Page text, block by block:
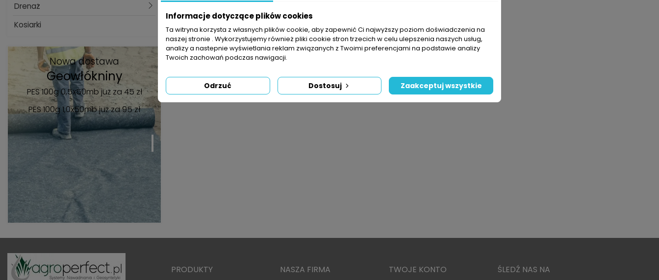
Drenaż
Kosiarki
Nowa dostawa
Geowłókniny
PES 100g 0,5x50mb już za 45 zł
PES 100g 1,0x50mbjuż za 95 zł
PRODUKTY NASZA FIRMA TWOJE KONTO ŚLEDŹ NAS NA
Informacje dotyczące plików cookies
Ta witryna korzysta z własnych plików cookie, aby zapewnić Ci najwyższy poziom doświadczenia na
naszej stronie . Wykorzystujemy również pliki cookie stron trzecich w celu ulepszenia naszych usług,
analizy a nastepnie wyświetlania reklam związanych z Twoimi preferencjami na podstawie analizy
Twoich zachowań podczas nawigacji.
Odrzuć Dostosuj Zaakceptuj wszystkie